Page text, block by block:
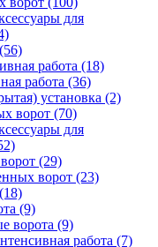
для
(56)
работа (18)
работа (36)
установка (2)
ворот (70)
для
(29)
ворот (23)
(18)
(9)
ворота (9)
работа (7)